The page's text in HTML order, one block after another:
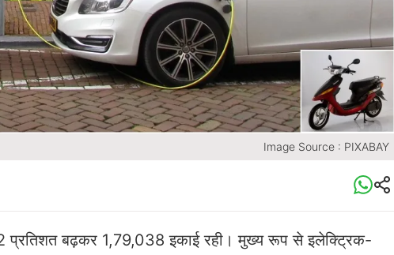
Image Source : PIXABAY
प्रतिशत बढ़कर 1,79,038 इकाई रही। मुख्य रूप से इलेक्ट्रिक-